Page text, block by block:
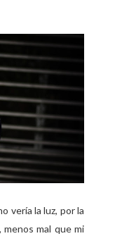
vería la luz, por la
menos mal que mi